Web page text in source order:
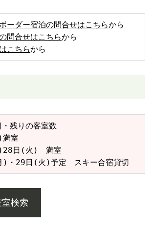
ーダー宿泊の問合せはこちらから
問合せはこちらから
こちらから
残りの客室数
満室
日(火)　満室
29日(火)予定　スキー合宿貸切
検索